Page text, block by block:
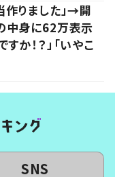
作りました」→開
身に62万表示
か！？」「いやこ
SNS